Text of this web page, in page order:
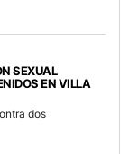
SEXUAL
EN VILLA
dos